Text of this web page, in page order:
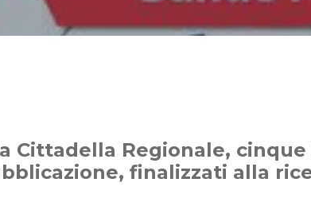
Cittadella Regionale, cinque
finalizzati alla